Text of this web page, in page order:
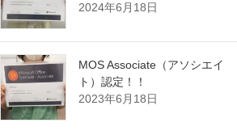
2024年6月18日
MOS Associate（アソシエイ
ト）認定！！
2023年6月18日